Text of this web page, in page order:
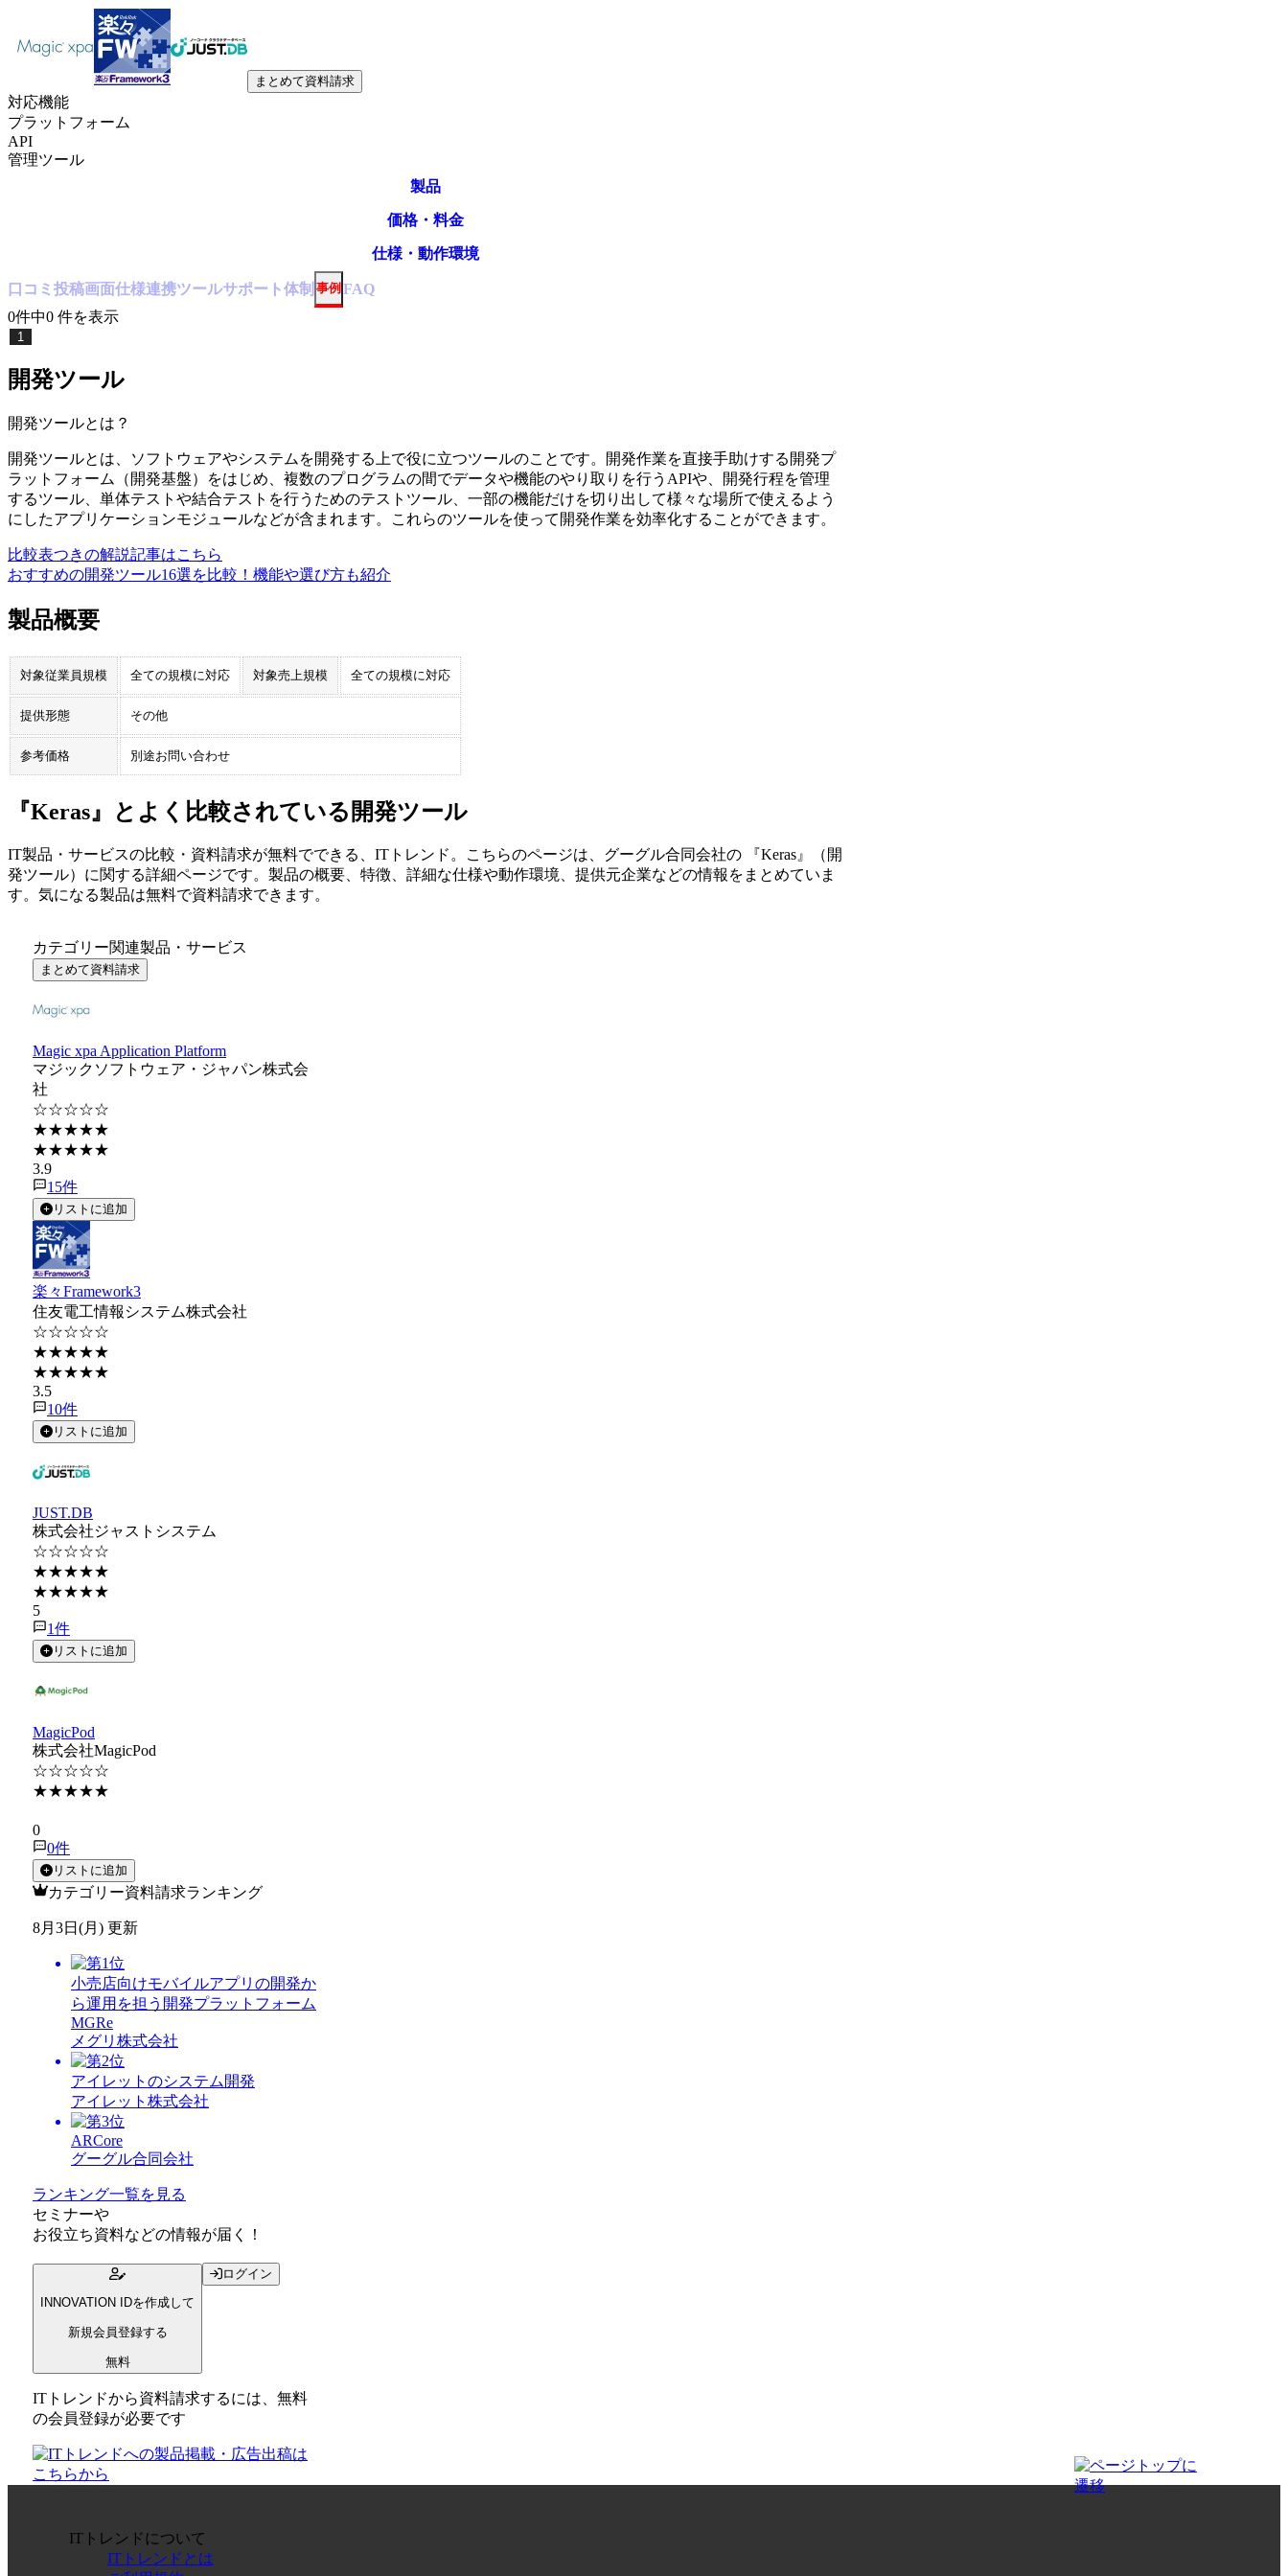
まとめて資料請求
対応機能
プラットフォーム
API
管理ツール
製品
価格・料金
仕様・動作環境
口コミ 投稿画面仕様連携ツールサポート体制 事例 FAQ
0件中0 件を表示
1
開発ツール
開発ツールとは？
開発ツールとは、ソフトウェアやシステムを開発する上で役に立つツールのことです。開発作業を直接手助けする開発プ
ラットフォーム（開発基盤）をはじめ、複数のプログラムの間でデータや機能のやり取りを行うAPIや、開発行程を管理
するツール、単体テストや結合テストを行うためのテストツール、一部の機能だけを切り出して様々な場所で使えるよう
にしたアプリケーションモジュールなどが含まれます。これらのツールを使って開発作業を効率化することができます。
比較表つきの解説記事はこちら
おすすめの開発ツール16選を比較！機能や選び方も紹介
製品概要
対象従業員規模 全ての規模に対応 対象売上規模 全ての規模に対応
提供形態 その他
参考価格 別途お問い合わせ
『Keras』とよく比較されている開発ツール
IT製品・サービスの比較・資料請求が無料でできる、ITトレンド。こちらのページは、 グーグル合同会社の 『Keras』（ 開
発ツール）に関する詳細ページです。製品の概要、特徴、詳細な仕様や動作環境、提供元企業などの情報をまとめていま
す。気になる製品は無料で資料請求できます。
カテゴリー関連製品・サービス
まとめて資料請求
Magic xpa Application Platform
マジックソフトウェア・ジャパン株式会
社
☆☆☆☆☆
★★★★★
★★★★★
3.9
15件
リストに追加
楽々Framework3
住友電工情報システム株式会社
☆☆☆☆☆
★★★★★
★★★★★
3.5
10件
リストに追加
JUST.DB
株式会社ジャストシステム
☆☆☆☆☆
★★★★★
★★★★★
5
1件
リストに追加
MagicPod
株式会社MagicPod
☆☆☆☆☆
★★★★★
0
0件
リストに追加
カテゴリー資料請求ランキング
8月3日(月) 更新
小売店向けモバイルアプリの開発か
ら運用を担う開発プラットフォーム
MGRe
メグリ株式会社
アイレットのシステム開発
アイレット株式会社
ARCore
グーグル合同会社
ランキング一覧を見る
セミナーや
お役立ち資料などの情報が届く！
INNOVATION IDを作成して
新規会員登録する
無料
ログイン
ITトレンドから資料請求するには、無料
の会員登録が必要です
ITトレンドについて
ITトレンドとは